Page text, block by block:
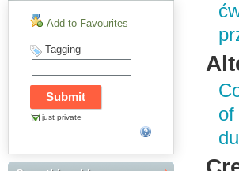
Add to Favourites
Tagging
just private